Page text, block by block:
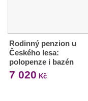
Rodinný penzion u
Českého lesa:
polopenze i bazén
7 020 Kč